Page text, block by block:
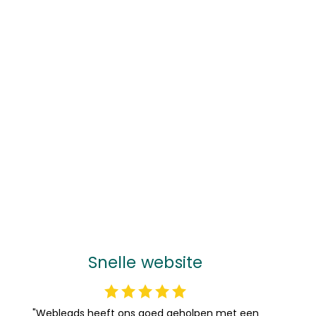
Snelle website